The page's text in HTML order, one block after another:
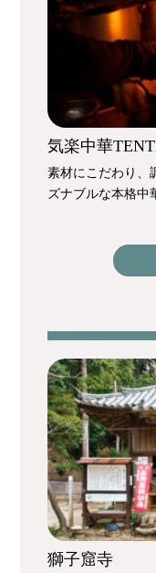
気楽中華
素材にこだわり、
ズナブルな本格中
獅子窟寺